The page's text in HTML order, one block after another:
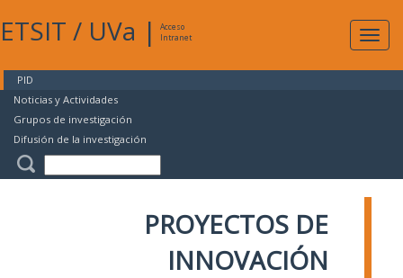
ETSIT / UVa |
Acceso
Intranet
PID
Noticias y Actividades
Grupos de investigación
Difusión de la investigación
PROYECTOS DE
INNOVACIÓN